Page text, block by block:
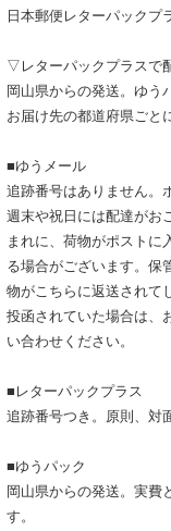
日本郵便レターパックプ
▽レターパックプラスで
岡山県からの発送。ゆう
お届け先の都道府県ごと
■ゆうメール
追跡番号はありません。
週末や祝日には配達がお
まれに、荷物がポストに
る場合がございます。保
物がこちらに返送されて
投函されていた場合は、
い合わせください。
■レターパックプラス
追跡番号つき。原則、対
■ゆうパック
岡山県からの発送。実費
す。